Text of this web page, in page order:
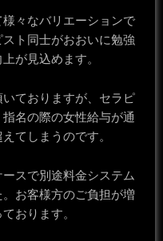
々なバリエーションで
ト同士がおおいに勉強
が見込めます。
ておりますが、セラピ
名の際の女性給与が通
てしまうのです。
スで別途料金システム
お客様方のご負担が増
おります。